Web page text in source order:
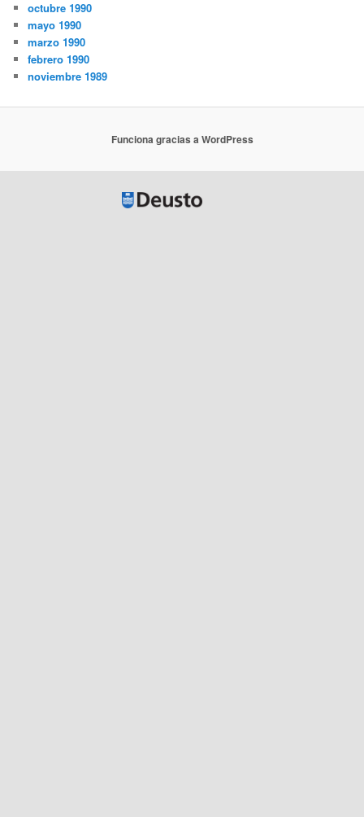
octubre 1990
mayo 1990
marzo 1990
febrero 1990
noviembre 1989
Funciona gracias a WordPress